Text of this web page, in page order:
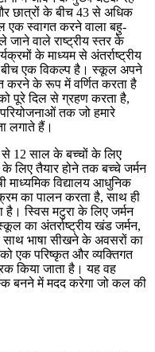
छात्रों के बीच 43 से अधिक
एक स्वागत करने वाला बहु-
वाले राष्ट्रीय स्तर के
के माध्यम से अंतर्राष्ट्रीय
बीच एक विकल्प है। स्कूल अपने
करने के रूप में वर्णित करता है
पूरे दिल से ग्रहण करता है,
तक जो हमारे
लगाते हैं।
12 साल के बच्चों के लिए
के लिए तैयार होने तक बच्चे जर्मन
माध्यमिक विद्यालय आधुनिक
का पालन करता है, साथ ही
है। स्विस मटुरा के लिए जर्मन
का अंतर्राष्ट्रीय खंड जर्मन,
भाषा सीखने के अवसरों का
एक परिष्कृत और व्यक्तिगत
किया जाता है। यह वह
बनने में मदद करेगा जो कल की